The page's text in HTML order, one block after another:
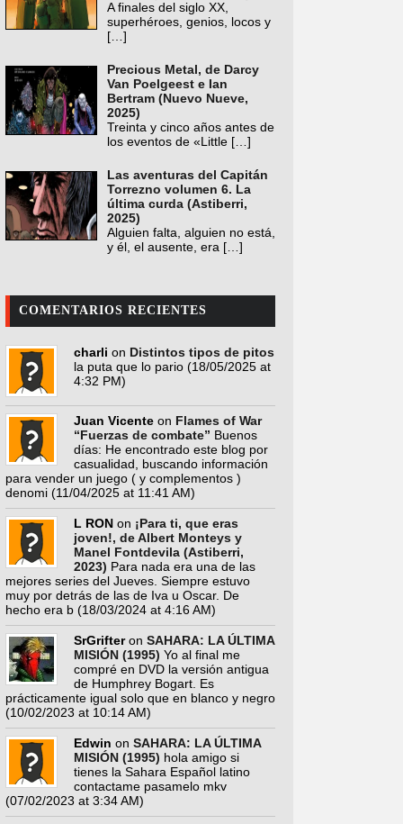
A finales del siglo XX,
superhéroes, genios, locos y
[…]
Precious Metal, de Darcy
Van Poelgeest e Ian
Bertram (Nuevo Nueve,
2025)
Treinta y cinco años antes de
los eventos de «Little […]
Las aventuras del Capitán
Torrezno volumen 6. La
última curda (Astiberri,
2025)
Alguien falta, alguien no está,
y él, el ausente, era […]
COMENTARIOS RECIENTES
charli on Distintos tipos de pitos
la puta que lo pario (18/05/2025 at
4:32 PM)
Juan Vicente on Flames of War
“Fuerzas de combate” Buenos
días: He encontrado este blog por
casualidad, buscando información
para vender un juego ( y complementos )
denomi (11/04/2025 at 11:41 AM)
L RON on ¡Para ti, que eras
joven!, de Albert Monteys y
Manel Fontdevila (Astiberri,
2023) Para nada era una de las
mejores series del Jueves. Siempre estuvo
muy por detrás de las de Iva u Oscar. De
hecho era b (18/03/2024 at 4:16 AM)
SrGrifteron SAHARA: LA ÚLTIMA
MISIÓN (1995) Yo al final me
compré en DVD la versión antigua
de Humphrey Bogart. Es
prácticamente igual solo que en blanco y negro
(10/02/2023 at 10:14 AM)
Edwin on SAHARA: LA ÚLTIMA
MISIÓN (1995) hola amigo si
tienes la Sahara Español latino
contactame pasamelo mkv
(07/02/2023 at 3:34 AM)